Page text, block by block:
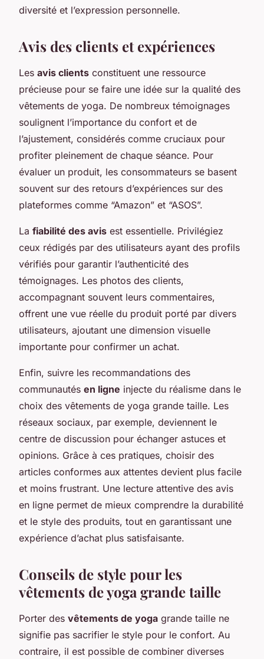
diversité et l’expression personnelle.
Avis des clients et expériences
Les avis clients constituent une ressource
précieuse pour se faire une idée sur la qualité des
vêtements de yoga. De nombreux témoignages
soulignent l’importance du confort et de
l’ajustement, considérés comme cruciaux pour
profiter pleinement de chaque séance. Pour
évaluer un produit, les consommateurs se basent
souvent sur des retours d’expériences sur des
plateformes comme “Amazon” et “ASOS”.
La fiabilité des avis est essentielle. Privilégiez
ceux rédigés par des utilisateurs ayant des profils
vérifiés pour garantir l’authenticité des
témoignages. Les photos des clients,
accompagnant souvent leurs commentaires,
offrent une vue réelle du produit porté par divers
utilisateurs, ajoutant une dimension visuelle
importante pour confirmer un achat.
Enfin, suivre les recommandations des
communautés en ligne injecte du réalisme dans le
choix des vêtements de yoga grande taille. Les
réseaux sociaux, par exemple, deviennent le
centre de discussion pour échanger astuces et
opinions. Grâce à ces pratiques, choisir des
articles conformes aux attentes devient plus facile
et moins frustrant. Une lecture attentive des avis
en ligne permet de mieux comprendre la durabilité
et le style des produits, tout en garantissant une
expérience d’achat plus satisfaisante.
Conseils de style pour les
vêtements de yoga grande taille
Porter des vêtements de yoga grande taille ne
signifie pas sacrifier le style pour le confort. Au
contraire, il est possible de combiner diverses